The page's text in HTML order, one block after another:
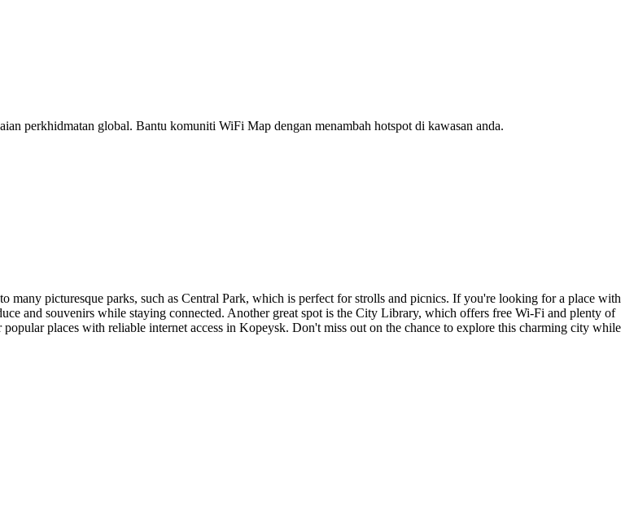
perkhidmatan global. Bantu komuniti WiFi Map dengan menambah hotspot di kawasan anda.
many picturesque parks, such as Central Park, which is perfect for strolls and picnics. If you're looking for a place with
and souvenirs while staying connected. Another great spot is the City Library, which offers free Wi-Fi and plenty of
places with reliable internet access in Kopeysk. Don't miss out on the chance to explore this charming city while